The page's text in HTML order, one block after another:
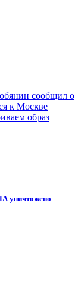
сообщил о
к Москве
образ
уничтожено